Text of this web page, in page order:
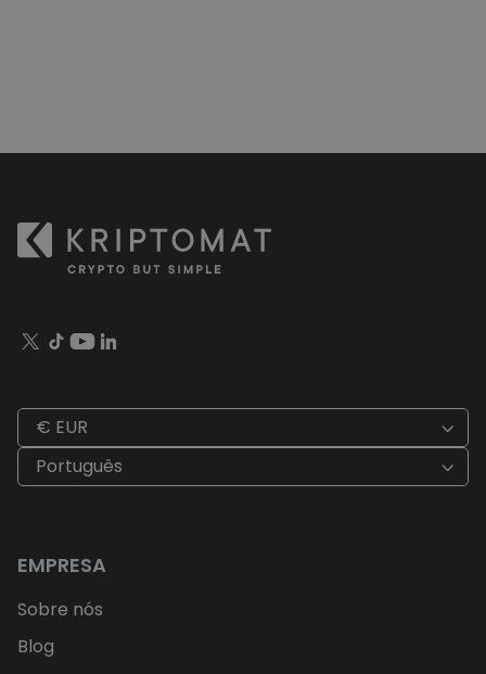
€ EUR
Português
EMPRESA
Sobre nós
Blog